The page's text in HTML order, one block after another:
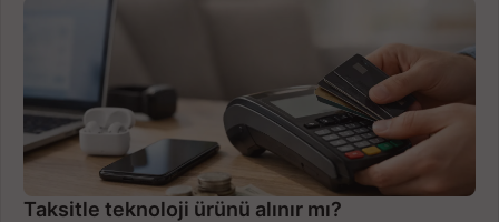
Taksitle teknoloji ürünü alınır mı?